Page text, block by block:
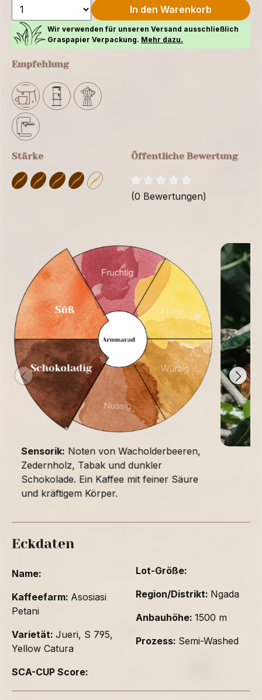
In den Warenkorb
Wir verwenden für unseren Versand ausschließlich
Graspapier Verpackung. Mehr dazu.
Empfehlung
Stärke Öffentliche Bewertung
(0 Bewertungen)
Sensorik: Noten von Wacholderbeeren,
Zedernholz, Tabak und dunkler
Schokolade. Ein Kaffee mit feiner Säure
und kräftigem Körper.
Eckdaten
Name:
Kaffeefarm: Asosiasi
Petani
Varietät: Jueri, S 795,
Yellow Catura
SCA-CUP Score:
Lot-Größe:
Region/Distrikt: Ngada
Anbauhöhe: 1500 m
Prozess: Semi-Washed